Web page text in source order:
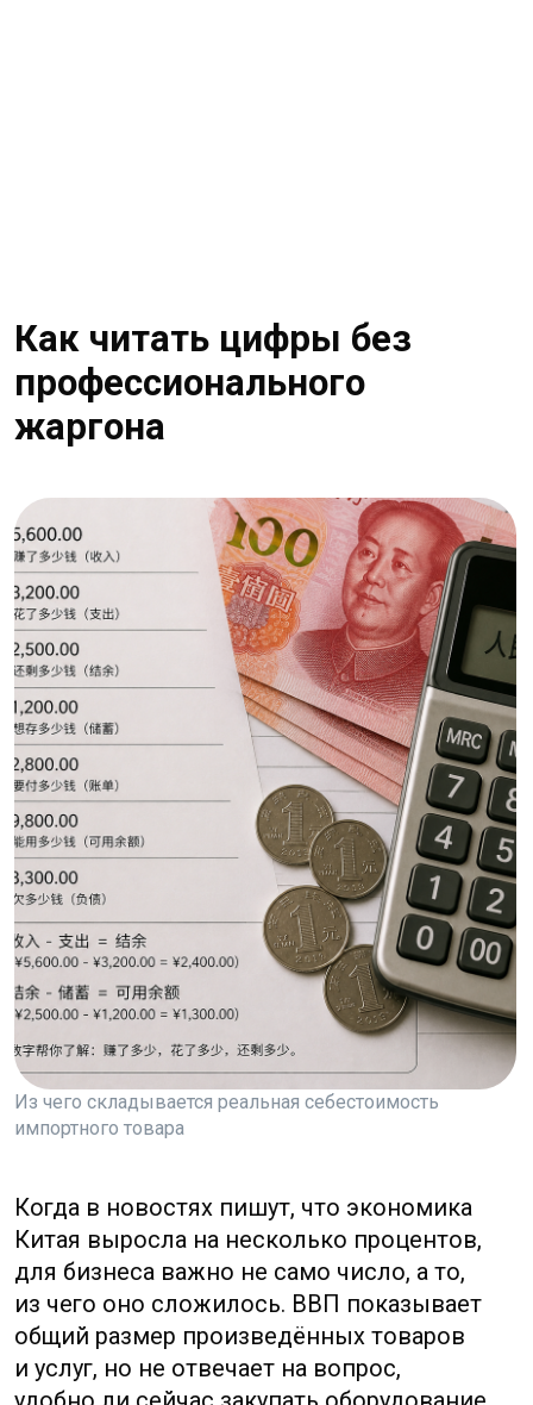
быстро ли проходит платёж и есть ли
спрос на конкретный российский продукт.
Одна и та же цифра роста может означать
устойчивый экспорт, слабое потребление,
дорогую логистику, перегретую отрасль
от государства.
Для практической работы полезно делить
китайскую экономику на несколько
крупных слоёв. Первый слой —
производство: фабрики, промышленные
кластеры, сборочные площадки,
поставщики сырья и комплектующих.
Второй слой — внутренний спрос:
домохозяйства, розница, услуги,
автомобили, недвижимость, образование,
медицина, туризм. Третий слой — внешняя
торговля: экспорт китайских товаров
и импорт ресурсов, продовольствия, сырья
и технологий. Четвёртый слой —
государственное управление: планы,
субсидии, контроль за финансами,
стандарты, таможня, региональные
правила.
Китайская экономика
в одной схеме:
производство, спрос,
экспорт
ВВП, Китай выглядит как единая машина
роста. Если смотреть глазами компании
из РФ, картина распадается на десятки
отдельных рынков.
Производитель станков в Гуандуне живёт
не в той же реальности, что девелопер
в небольшом городе или розничный бренд